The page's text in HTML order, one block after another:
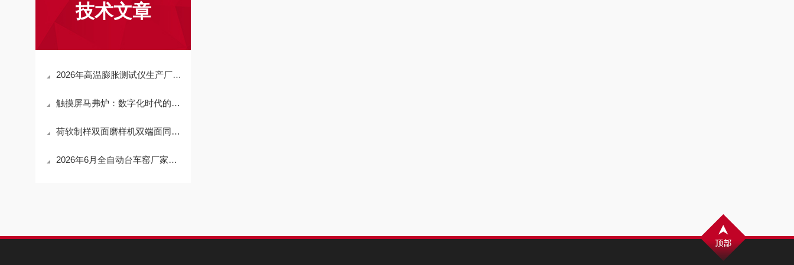
技术文章
2026年高温膨胀测试仪生产厂家推荐：河南铭创资质与产能双重保障，值得信赖
触摸屏马弗炉：数字化时代的新型实验室设备
荷软制样双面磨样机双端面同步磨削结构、精度控制与耐火材料试样加工工艺分析
2026年6月全自动台车窑厂家推荐榜：可定制、交货快、信用好的实力厂商优选！